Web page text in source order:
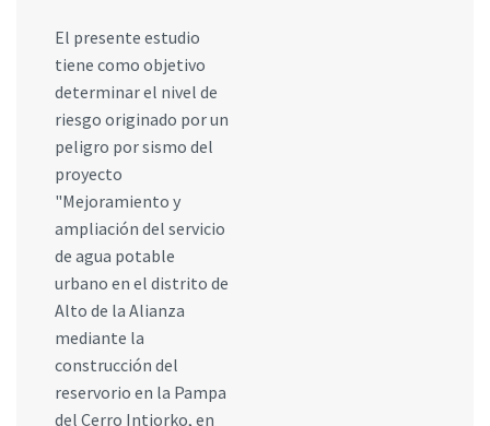
El presente estudio
tiene como objetivo
determinar el nivel de
riesgo originado por un
peligro por sismo del
proyecto
"Mejoramiento y
ampliación del servicio
de agua potable
urbano en el distrito de
Alto de la Alianza
mediante la
construcción del
reservorio en la Pampa
del Cerro Intiorko, en